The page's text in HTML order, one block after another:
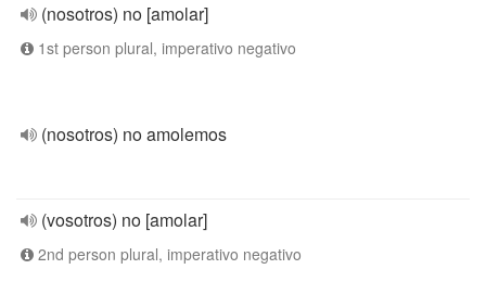
(nosotros) no [amolar]
1st person plural, imperativo negativo
(nosotros) no amolemos
(vosotros) no [amolar]
2nd person plural, imperativo negativo